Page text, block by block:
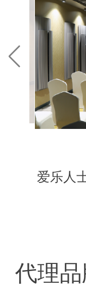
为精巧
爱乐人
汇聚
主题
设计理
“旧上
设计简
面加上
可调音
采用 顶
为精巧
爱乐人
代理